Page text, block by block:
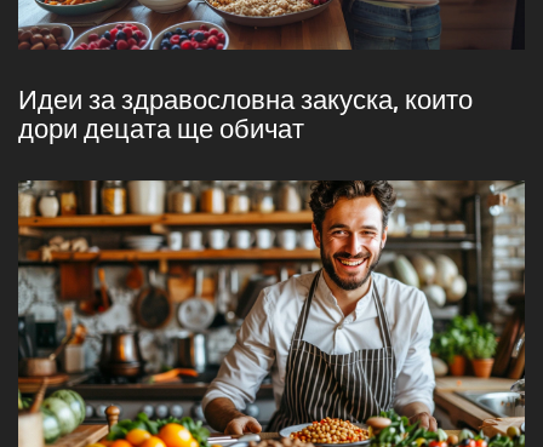
Идеи за здравословна закуска, които
дори децата ще обичат